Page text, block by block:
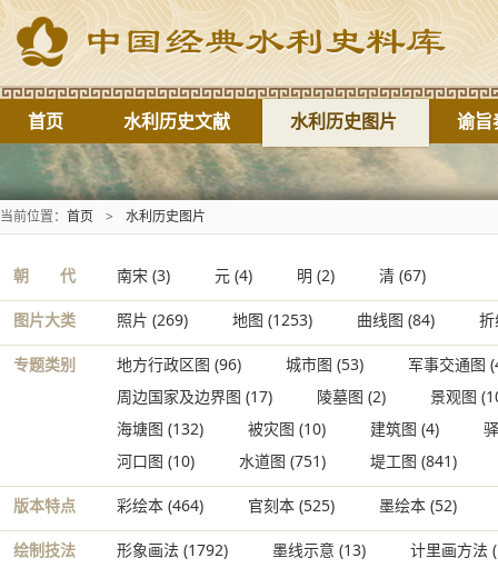
首页 水利历史文献 水利历史图片 谕旨
当前位置： 首页 > 水利历史图片
朝 代 南宋 (3) 元 (4) 明 (2) 清 (67)
图片大类 照片 (269) 地图 (1253) 曲线图 (84)
专题类别 地方行政区图 (96) 城市图 (53) 军事交通图
周边国家及边界图 (17) 陵墓图 (2) 景观图
海塘图 (132) 被灾图 (10) 建筑图 (4)
河口图 (10) 水道图 (751) 堤工图 (841)
版本特点 彩绘本 (464) 官刻本 (525) 墨绘本 (52)
绘制技法 形象画法 (1792) 墨线示意 (13) 计里画方法